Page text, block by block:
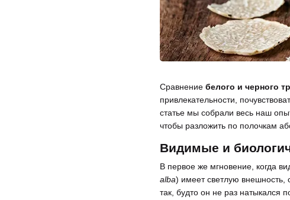
Сравнение белого и черного
привлекательности,
статье мы собрали весь наш
чтобы разложить по полочкам
Видимые и
В первое же мгновение, когда
alba) имеет светлую внешность,
так, будто он не раз натыкался